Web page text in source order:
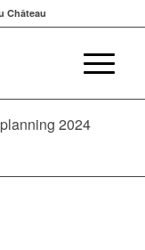
Château
2024